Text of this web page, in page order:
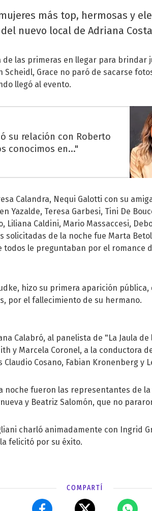
más top, hermosas y
nuevo local de Adriana
de las primeras en llegar para brindar
Scheidl, Grace no paró de sacarse
llegó al evento.
su relación con Roberto
conocimos en..."
Calandra, Nequi Galotti con su
Yazalde, Teresa Garbesi, Tini De
Liliana Caldini, Mario Massaccesi,
solicitadas de la noche fue Marta
todos le preguntaban por el romance
hizo su primera aparición
por el fallecimiento de su hermano.
Calabró, al panelista de "La Jaula de
y Marcela Coronel, a la conductora
Claudio Cosano, Fabian Kronenberg y
noche fueron las representantes de
y Beatriz Salomón, que no
charló animadamente con Ingrid
felicitó por su éxito.
COMPARTÍ